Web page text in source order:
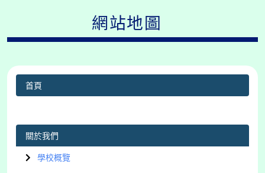
網站地圖
首頁
關於我們
學校概覽